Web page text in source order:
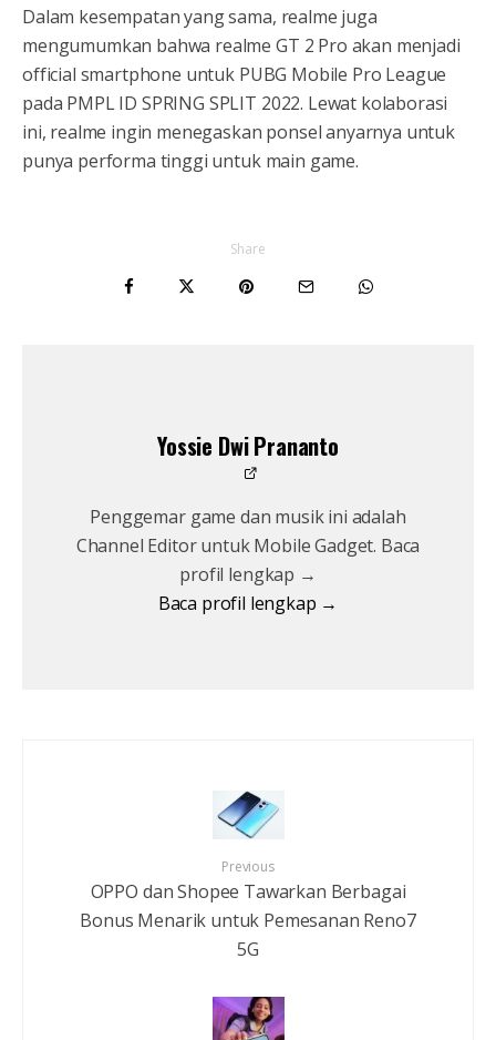
Dalam kesempatan yang sama, realme juga
mengumumkan bahwa realme GT 2 Pro akan menjadi
official smartphone untuk PUBG Mobile Pro League
pada PMPL ID SPRING SPLIT 2022. Lewat kolaborasi
ini, realme ingin menegaskan ponsel anyarnya untuk
punya performa tinggi untuk main game.
Share
Yossie Dwi Prananto
Penggemar game dan musik ini adalah
Channel Editor untuk Mobile Gadget. Baca
profil lengkap →
Baca profil lengkap →
Previous
OPPO dan Shopee Tawarkan Berbagai
Bonus Menarik untuk Pemesanan Reno7
5G